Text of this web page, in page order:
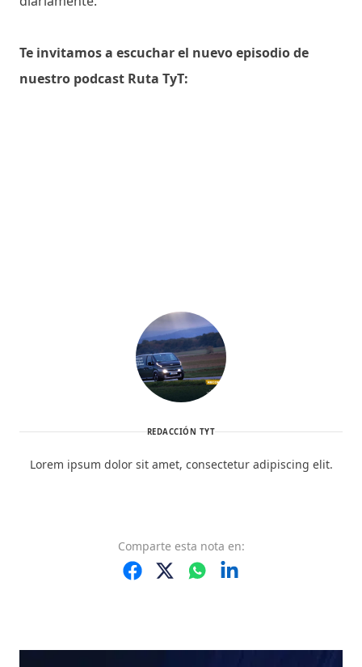
Te invitamos a escuchar el nuevo episodio de
nuestro podcast Ruta TyT:
REDACCIÓN TYT
Lorem ipsum dolor sit amet, consectetur adipiscing elit.
Comparte esta nota en: